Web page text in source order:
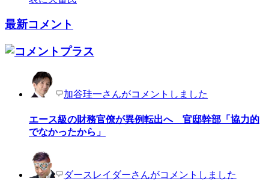
最新コメント
加谷珪一さんがコメントしました
エース級の財務官僚が異例転出へ 官邸幹部「協力的
でなかったから」
ダースレイダーさんがコメントしました